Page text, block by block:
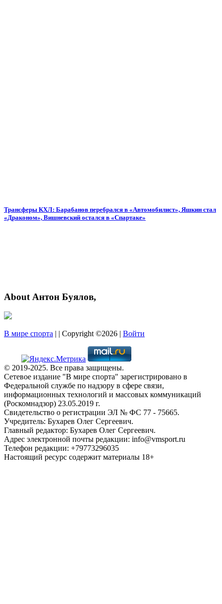
Трансферы КХЛ: Барабанов перебрался в «Автомобилист», Яшкин стал
«Драконом», Вишневский остался в «Спартаке»
About Антон Буялов,
В мире спорта | | Copyright ©2026 | Войти
© 2019-2025. Все права защищены.
Сетевое издание "В мире спорта" зарегистрировано в
Федеральной службе по надзору в сфере связи,
информационных технологий и массовых коммуникаций
(Роскомнадзор) 23.05.2019 г.
Свидетельство о регистрации ЭЛ № ФС 77 - 75665.
Учредитель: Бухарев Олег Сергеевич.
Главный редактор: Бухарев Олег Сергеевич.
Адрес электронной почты редакции: info@vmsport.ru
Телефон редакции: +79773296035
Настоящий ресурс содержит материалы 18+